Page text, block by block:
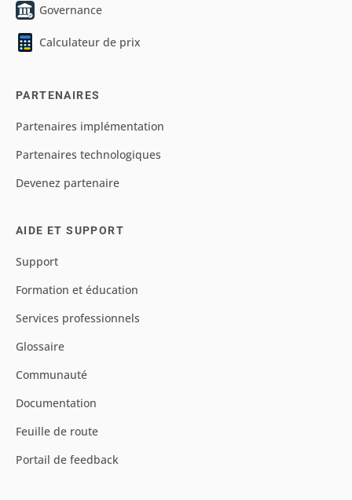
Governance
Calculateur de prix
PARTENAIRES
Partenaires implémentation
Partenaires technologiques
Devenez partenaire
AIDE ET SUPPORT
Support
Formation et éducation
Services professionnels
Glossaire
Communauté
Documentation
Feuille de route
Portail de feedback